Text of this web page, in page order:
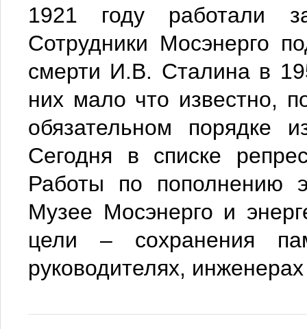
1921 году работали
Сотрудники Мосэнерго
смерти И.В. Сталина в
них мало что известно,
обязательном порядке
Сегодня в списке
Работы по пополнению
Музее Мосэнерго и
цели – сохранения
руководителях,